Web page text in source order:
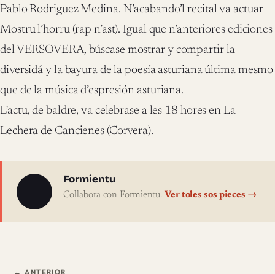
Pablo Rodriguez Medina. N’acabando’l recital va actuar
Mostru l’horru (rap n’ast). Igual que n’anteriores ediciones
del VERSOVERA, búscase mostrar y compartir la
diversidá y la bayura de la poesía asturiana última mesmo
que de la música d’espresión asturiana.
L’actu, de baldre, va celebrase a les 18 hores en La
Lechera de Cancienes (Corvera).
Sobre l'autor
Formientu
Collabora con Formientu. Ver toles sos pieces →